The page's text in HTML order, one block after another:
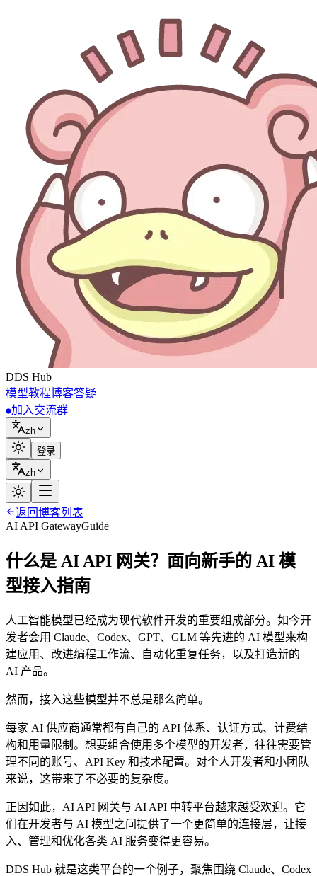
DDS Hub
模型教程博客答疑
加入交流群
zh
登录
zh
返回博客列表
AI API GatewayGuide
什么是 AI API 网关？面向新手的 AI 模
型接入指南
人工智能模型已经成为现代软件开发的重要组成部分。如今开
发者会用 Claude、Codex、GPT、GLM 等先进的 AI 模型来构
建应用、改进编程工作流、自动化重复任务，以及打造新的
AI 产品。
然而，接入这些模型并不总是那么简单。
每家 AI 供应商通常都有自己的 API 体系、认证方式、计费结
构和用量限制。想要组合使用多个模型的开发者，往往需要管
理不同的账号、API Key 和技术配置。对个人开发者和小团队
来说，这带来了不必要的复杂度。
正因如此，AI API 网关与 AI API 中转平台越来越受欢迎。它
们在开发者与 AI 模型之间提供了一个更简单的连接层，让接
入、管理和优化各类 AI 服务变得更容易。
DDS Hub 就是这类平台的一个例子，聚焦围绕 Claude、Codex